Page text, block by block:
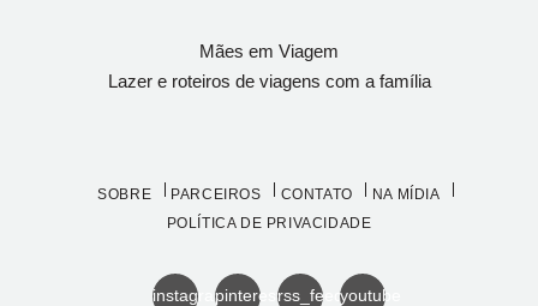
Mães em Viagem
Lazer e roteiros de viagens com a família
SOBRE PARCEIROS CONTATO
NA MÍDIA
POLÍTICA DE PRIVACIDADE
instagrampinterestrss_feedyoutube